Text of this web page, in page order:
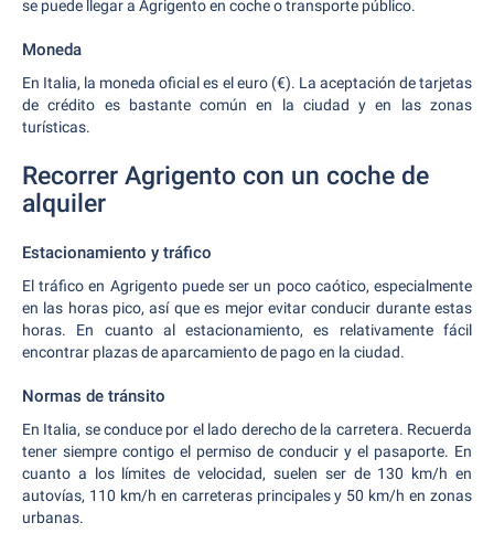
se puede llegar a Agrigento en coche o transporte público.
Moneda
En Italia, la moneda oficial es el euro (€). La aceptación de tarjetas
de crédito es bastante común en la ciudad y en las zonas
turísticas.
Recorrer Agrigento con un coche de
alquiler
Estacionamiento y tráfico
El tráfico en Agrigento puede ser un poco caótico, especialmente
en las horas pico, así que es mejor evitar conducir durante estas
horas. En cuanto al estacionamiento, es relativamente fácil
encontrar plazas de aparcamiento de pago en la ciudad.
Normas de tránsito
En Italia, se conduce por el lado derecho de la carretera. Recuerda
tener siempre contigo el permiso de conducir y el pasaporte. En
cuanto a los límites de velocidad, suelen ser de 130 km/h en
autovías, 110 km/h en carreteras principales y 50 km/h en zonas
urbanas.